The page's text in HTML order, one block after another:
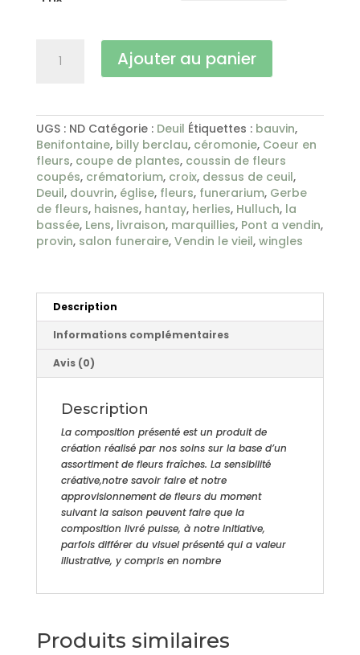
fleurs
coupées
Ajouter au panier
UGS : ND Catégorie : Deuil Étiquettes : bauvin,
Benifontaine, billy berclau, céromonie, Coeur en
fleurs, coupe de plantes, coussin de fleurs
coupés, crématorium, croix, dessus de ceuil,
Deuil, douvrin, église, fleurs, funerarium, Gerbe
de fleurs, haisnes, hantay, herlies, Hulluch, la
bassée, Lens, livraison, marquillies, Pont a vendin,
provin, salon funeraire, Vendin le vieil, wingles
Description
Informations complémentaires
Avis (0)
Description
La composition présenté est un produit de
création réalisé par nos soins sur la base d’un
assortiment de fleurs fraîches. La sensibilité
créative,notre savoir faire et notre
approvisionnement de fleurs du moment
suivant la saison peuvent faire que la
composition livré puisse, à notre initiative,
parfois différer du visuel présenté qui a valeur
illustrative, y compris en nombre
Produits similaires